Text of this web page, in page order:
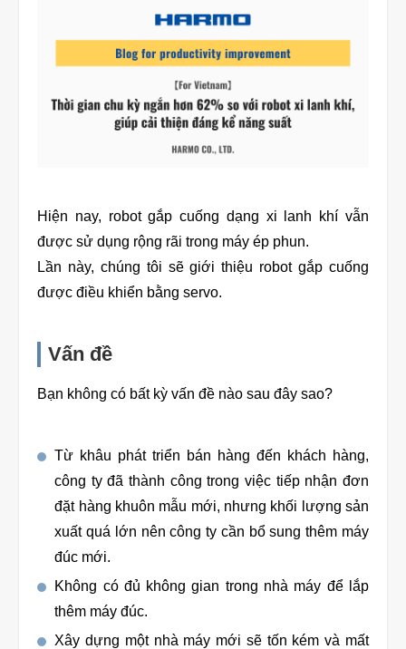
Download document
Contact HARMO
Hiện nay, robot gắp cuống dạng xi lanh khí vẫn
được sử dụng rộng rãi trong máy ép phun.
Lần này, chúng tôi sẽ giới thiệu robot gắp cuống
được điều khiển bằng servo.
Vấn đề
Bạn không có bất kỳ vấn đề nào sau đây sao?
Từ khâu phát triển bán hàng đến khách hàng,
công ty đã thành công trong việc tiếp nhận đơn
đặt hàng khuôn mẫu mới, nhưng khối lượng sản
xuất quá lớn nên công ty cần bổ sung thêm máy
đúc mới.
Không có đủ không gian trong nhà máy để lắp
thêm máy đúc.
Xây dựng một nhà máy mới sẽ tốn kém và mất